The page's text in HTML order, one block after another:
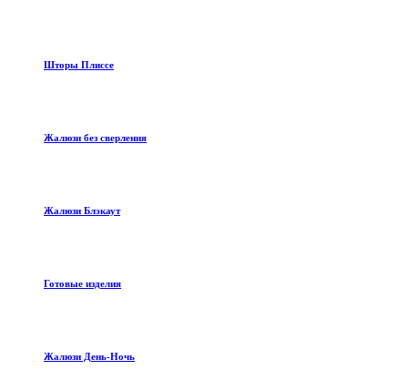
Шторы Плиссе
Жалюзи без сверления
Жалюзи Блэкаут
Готовые изделия
Жалюзи День-Ночь